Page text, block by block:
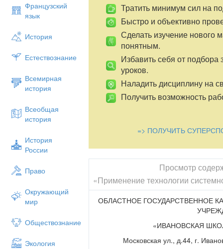
Французский
язык
История
Естествознание
Всемирная
история
Всеобщая
история
История
России
Право
Окружающий
мир
Обществознание
Экология
Тратить минимум сил на
Быстро и объективно
Сделать изучение нового
понятным.
Избавить себя от подбора
уроков.
Наладить дисциплину на
Получить возможность
=> ПОЛУЧИТЬ
Просмотр
«Применение технологии
ОБЛАСТНОЕ ГОСУДАРСТВЕННОЕ
«ИВАНОВСКАЯ
Московская ул., д.44, г.